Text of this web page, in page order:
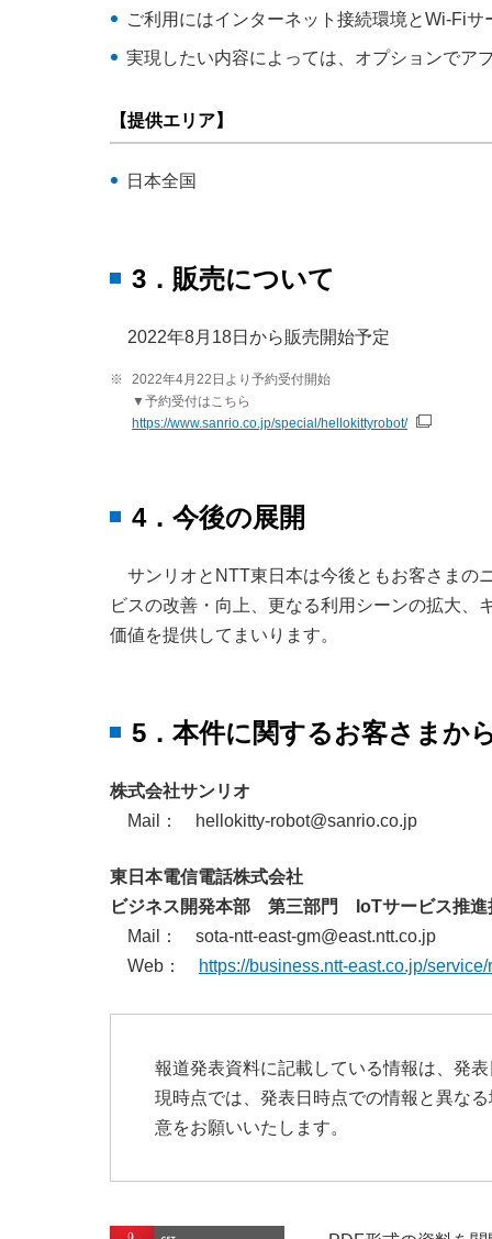
ご利用にはインターネット接続環境とWi-Fi
実現したい内容によっては、オプションでア
【提供エリア】
日本全国
3．販売について
2022年8月18日から販売開始予定
※
2022年4月22日より予約受付開始
▼予約受付はこちら
https://www.sanrio.co.jp/special/hellokittyrobot/
4．今後の展開
サンリオとNTT東日本は今後ともお客さまの
ビスの改善・向上、更なる利用シーンの拡大
価値を提供してまいります。
5．本件に関するお客さまか
株式会社サンリオ
Mail： hellokitty-robot@sanrio.co.jp
東日本電信電話株式会社
ビジネス開発本部 第三部門 IoTサービス推進
Mail： sota-ntt-east-gm@east.ntt.co.jp
Web：
https://business.ntt-east.co.jp/
報道発表資料に記載している情報は、発
現時点では、発表日時点での情報と異な
意をお願いいたします。